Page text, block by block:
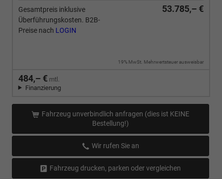
Gesamtpreis inklusive
Überführungskosten. B2B-
Preise nach LOGIN
53.785,– €
19% MwSt. Mehrwertsteuer ausweisbar
484,– € mtl.
Finanzierung
Fahrzeug unverbindlich anfragen (dies ist KEINE
Bestellung!)
Wir rufen Sie an
Fahrzeug drucken, parken oder vergleichen